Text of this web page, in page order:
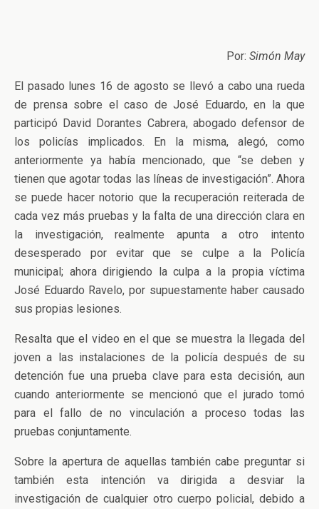
Por: Simón May
El pasado lunes 16 de agosto se llevó a cabo una rueda
de prensa sobre el caso de José Eduardo, en la que
participó David Dorantes Cabrera, abogado defensor de
los policías implicados. En la misma, alegó, como
anteriormente ya había mencionado, que “se deben y
tienen que agotar todas las líneas de investigación”. Ahora
se puede hacer notorio que la recuperación reiterada de
cada vez más pruebas y la falta de una dirección clara en
la investigación, realmente apunta a otro intento
desesperado por evitar que se culpe a la Policía
municipal; ahora dirigiendo la culpa a la propia víctima
José Eduardo Ravelo, por supuestamente haber causado
sus propias lesiones.
Resalta que el video en el que se muestra la llegada del
joven a las instalaciones de la policía después de su
detención fue una prueba clave para esta decisión, aun
cuando anteriormente se mencionó que el jurado tomó
para el fallo de no vinculación a proceso todas las
pruebas conjuntamente.
Sobre la apertura de aquellas también cabe preguntar si
también esta intención va dirigida a desviar la
investigación de cualquier otro cuerpo policial, debido a